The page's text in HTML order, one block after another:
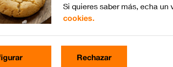
Si quieres saber más, echa un
cookies.
Rechazar